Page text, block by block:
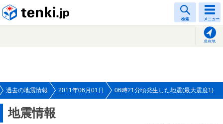
検索 メニュー
現在地
過去の地震情報 2011年06月01日 06時21分頃発生した地震(最大震度1)
地震情報